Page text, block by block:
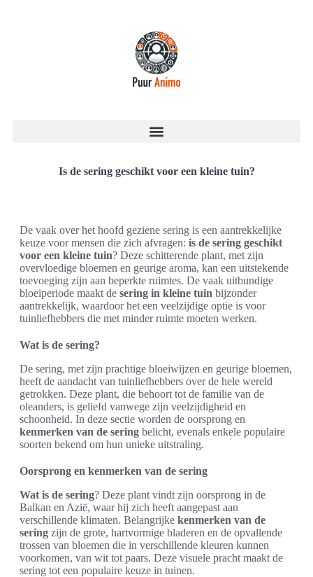
Is de sering geschikt voor een kleine tuin?
De vaak over het hoofd geziene sering is een aantrekkelijke
keuze voor mensen die zich afvragen: is de sering geschikt
voor een kleine tuin? Deze schitterende plant, met zijn
overvloedige bloemen en geurige aroma, kan een uitstekende
toevoeging zijn aan beperkte ruimtes. De vaak uitbundige
bloeiperiode maakt de sering in kleine tuin bijzonder
aantrekkelijk, waardoor het een veelzijdige optie is voor
tuinliefhebbers die met minder ruimte moeten werken.
Wat is de sering?
De sering, met zijn prachtige bloeiwijzen en geurige bloemen,
heeft de aandacht van tuinliefhebbers over de hele wereld
getrokken. Deze plant, die behoort tot de familie van de
oleanders, is geliefd vanwege zijn veelzijdigheid en
schoonheid. In deze sectie worden de oorsprong en
kenmerken van de sering belicht, evenals enkele populaire
soorten bekend om hun unieke uitstraling.
Oorsprong en kenmerken van de sering
Wat is de sering? Deze plant vindt zijn oorsprong in de
Balkan en Azië, waar hij zich heeft aangepast aan
verschillende klimaten. Belangrijke kenmerken van de
sering zijn de grote, hartvormige bladeren en de opvallende
trossen van bloemen die in verschillende kleuren kunnen
voorkomen, van wit tot paars. Deze visuele pracht maakt de
sering tot een populaire keuze in tuinen.